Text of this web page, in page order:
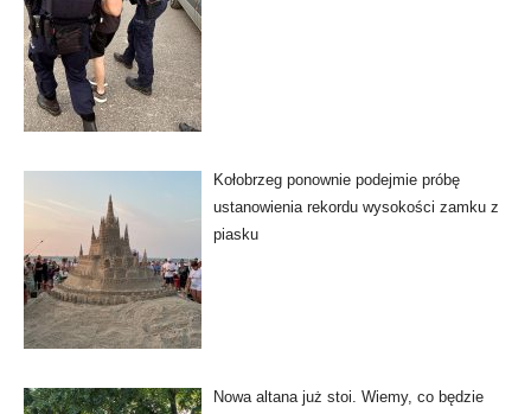
Kołobrzeg ponownie podejmie próbę
ustanowienia rekordu wysokości zamku z
piasku
Nowa altana już stoi. Wiemy, co będzie